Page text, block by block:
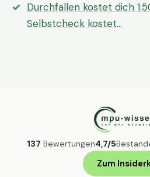
Durchfallen kostet dich
Selbstcheck kostet…
137 Bewertungen4,7/5
Zum